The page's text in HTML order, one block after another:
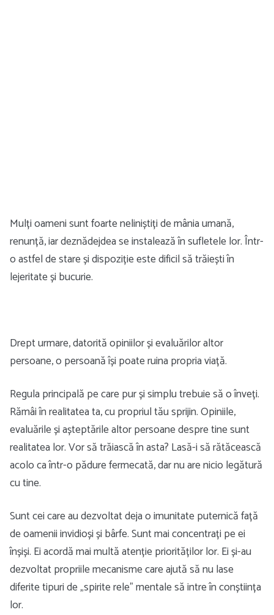
Mulți oameni sunt foarte neliniștiți de mânia umană,
renunță, iar deznădejdea se instalează în sufletele lor. Într-
o astfel de stare și dispoziție este dificil să trăiești în
lejeritate și bucurie.
Drept urmare, datorită opiniilor și evaluărilor altor
persoane, o persoană își poate ruina propria viață.
Regula principală pe care pur și simplu trebuie să o înveți.
Rămâi în realitatea ta, cu propriul tău sprijin. Opiniile,
evaluările și așteptările altor persoane despre tine sunt
realitatea lor. Vor să trăiască în asta? Lasă-i să rătăcească
acolo ca într-o pădure fermecată, dar nu are nicio legătură
cu tine.
Sunt cei care au dezvoltat deja o imunitate puternică față
de oamenii invidioși și bârfe. Sunt mai concentrați pe ei
înșiși. Ei acordă mai multă atenție priorităților lor. Ei și-au
dezvoltat propriile mecanisme care ajută să nu lase
diferite tipuri de „spirite rele” mentale să intre în conștiința
lor.